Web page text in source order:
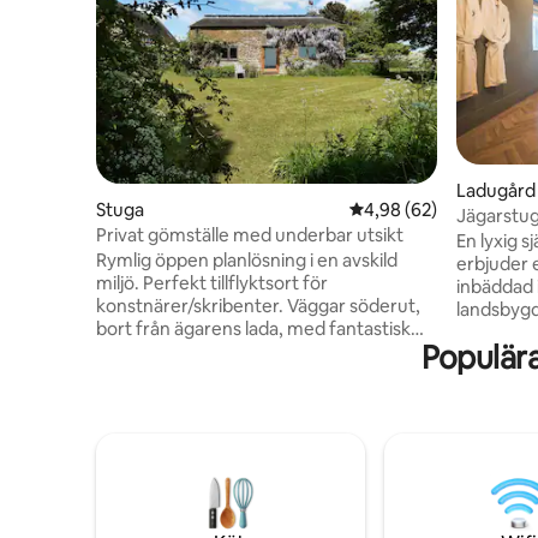
Stuga 4,98 av 5 i
4,98 (62)
Privat gömställe med underbar utsikt
Rymlig öppen planlösning i en avskild
miljö. Perfekt tillflyktsort för
konstnärer/skribenter. Väggar söderut,
bort från ägarens lada, med fantastisk
trädgården bidrar till magin — fackla och
utomhusskor är nödvändiga! Nära byn
Ladugård
En lyxig
erbjuder
genom